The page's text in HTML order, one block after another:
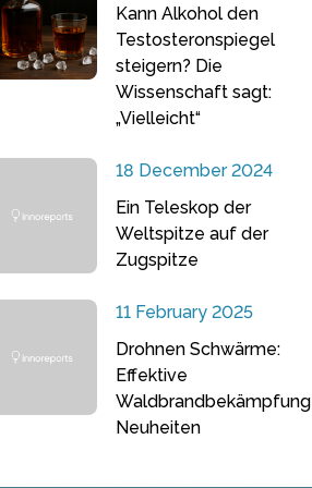
Kann Alkohol den
Testosteronspiegel
steigern? Die
Wissenschaft sagt:
„Vielleicht“
18 December 2024
Ein Teleskop der
Weltspitze auf der
Zugspitze
11 February 2025
Drohnen Schwärme:
Effektive
Waldbrandbekämpfung
Neuheiten